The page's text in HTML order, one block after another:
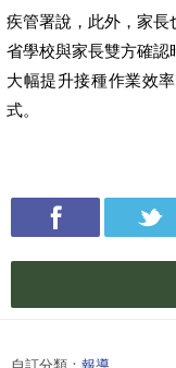
疾管署說，此外，家
省學校與家長雙方確認
大幅提升接種作業效
式。